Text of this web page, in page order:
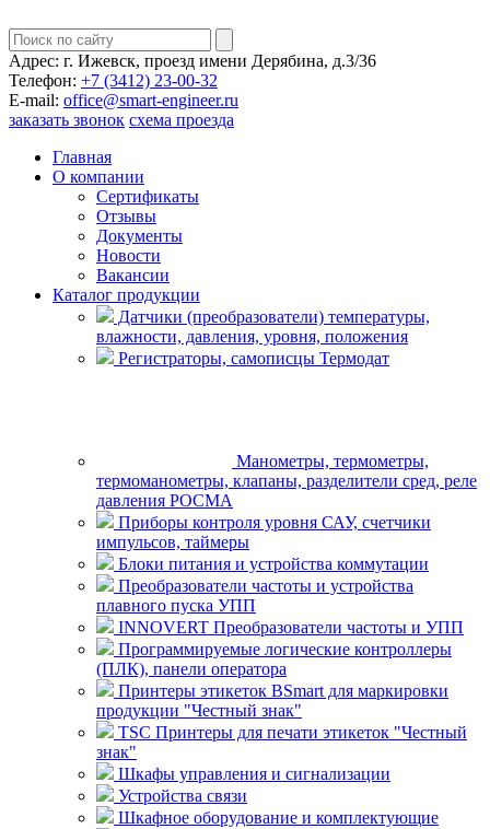
Адрес: г. Ижевск, проезд имени Дерябина, д.3/36
Телефон: +7 (3412) 23-00-32
E-mail: office@smart-engineer.ru
заказать звонок схема проезда
Главная
О компании
Сертификаты
Отзывы
Документы
Новости
Вакансии
Каталог продукции
Датчики (преобразователи) температуры,
влажности, давления, уровня, положения
Регистраторы, самописцы Термодат
Манометры, термометры,
термоманометры, клапаны, разделители сред, реле
давления РОСМА
Приборы контроля уровня САУ, счетчики
импульсов, таймеры
Блоки питания и устройства коммутации
Преобразователи частоты и устройства
плавного пуска УПП
INNOVERT Преобразователи частоты и УПП
Программируемые логические контроллеры
(ПЛК), панели оператора
Принтеры этикеток BSmart для маркировки
продукции "Честный знак"
TSC Принтеры для печати этикеток "Честный
знак"
Шкафы управления и сигнализации
Устройства связи
Шкафное оборудование и комплектующие